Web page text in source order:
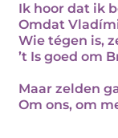
Ik hoor dat ik
Omdat
Wie tégen is,
’t Is goed om
Maar zelden
Om ons, om